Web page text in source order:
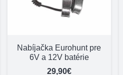
Nabíjačka Eurohunt pre
6V a 12V batérie
29,90€